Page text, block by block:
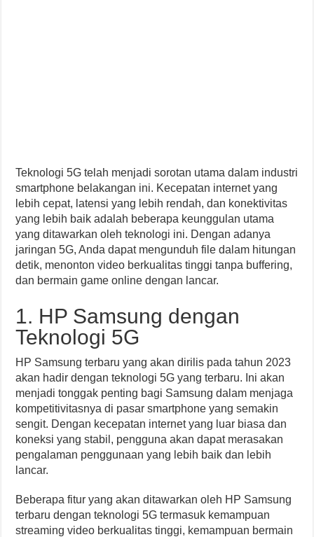
Teknologi 5G telah menjadi sorotan utama dalam industri
smartphone belakangan ini. Kecepatan internet yang
lebih cepat, latensi yang lebih rendah, dan konektivitas
yang lebih baik adalah beberapa keunggulan utama
yang ditawarkan oleh teknologi ini. Dengan adanya
jaringan 5G, Anda dapat mengunduh file dalam hitungan
detik, menonton video berkualitas tinggi tanpa buffering,
dan bermain game online dengan lancar.
1. HP Samsung dengan
Teknologi 5G
HP Samsung terbaru yang akan dirilis pada tahun 2023
akan hadir dengan teknologi 5G yang terbaru. Ini akan
menjadi tonggak penting bagi Samsung dalam menjaga
kompetitivitasnya di pasar smartphone yang semakin
sengit. Dengan kecepatan internet yang luar biasa dan
koneksi yang stabil, pengguna akan dapat merasakan
pengalaman penggunaan yang lebih baik dan lebih
lancar.
Beberapa fitur yang akan ditawarkan oleh HP Samsung
terbaru dengan teknologi 5G termasuk kemampuan
streaming video berkualitas tinggi, kemampuan bermain